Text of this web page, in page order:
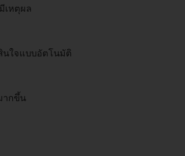
เหตุผล
นใจแบบอัตโนมัติ
ากขึ้น